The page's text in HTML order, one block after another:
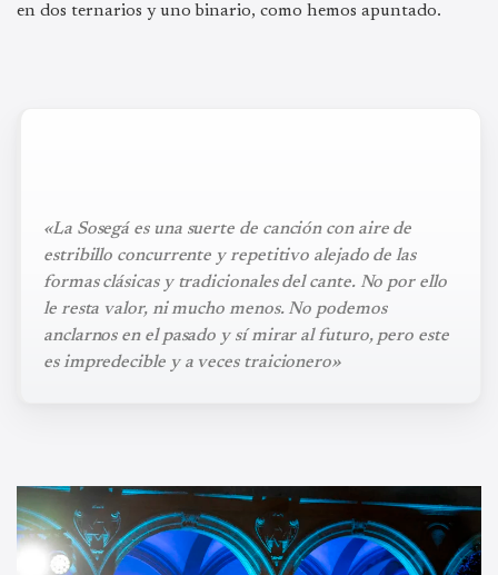
en dos ternarios y uno binario, como hemos apuntado.
«La Sosegá es una suerte de canción con aire de
estribillo concurrente y repetitivo alejado de las
formas clásicas y tradicionales del cante. No por ello
le resta valor, ni mucho menos. No podemos
anclarnos en el pasado y sí mirar al futuro, pero este
es impredecible y a veces traicionero»